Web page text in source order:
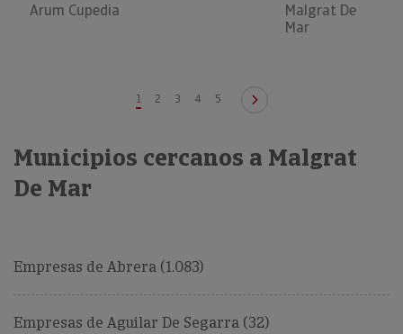
Arum Cupedia
Malgrat De
Mar
1 2 3 4 5
Municipios cercanos a Malgrat
De Mar
Empresas de Abrera (1.083)
Empresas de Aguilar De Segarra (32)